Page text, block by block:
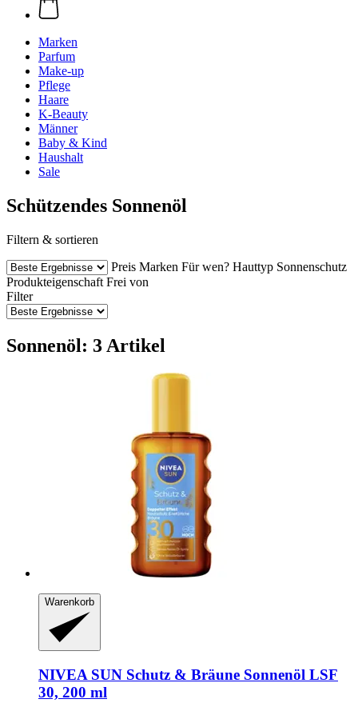
Marken
Parfum
Make-up
Pflege
Haare
K-Beauty
Männer
Baby & Kind
Haushalt
Sale
Schützendes Sonnenöl
Filtern & sortieren
Preis Marken Für wen? Hauttyp Sonnenschutz
Produkteigenschaft Frei von
Filter
Sonnenöl: 3 Artikel
Warenkorb
NIVEA SUN Schutz & Bräune Sonnenöl LSF
30, 200 ml